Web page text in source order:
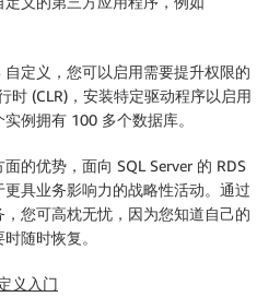
自定义，您可以启用需要提升权限的
时 (CLR)，安装特定驱动程序以启用
例拥有 100 多个数据库。
的优势，面向 SQL Server 的 RDS
具业务影响力的战略性活动。通过
您可高枕无忧，因为您知道自己的
随时恢复。
义入门